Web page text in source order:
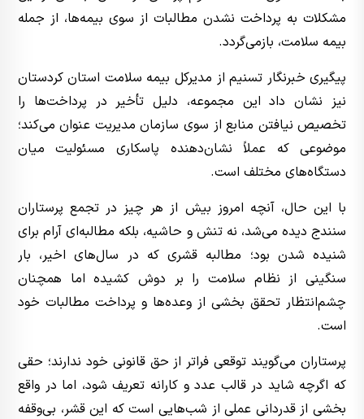
مشکلات به پرداخت نشدن مطالبات از سوی بیمه‌ها، از جمله
بیمه سلامت، بازمی‌گردد.
پیگیری خبرنگار تسنیم از مدیرکل بیمه سلامت استان کردستان
نیز نشان داد این مجموعه، دلیل تأخیر در پرداخت‌ها را
تخصیص نیافتن منابع از سوی سازمان مدیریت عنوان می‌کند؛
موضوعی که عملاً نشان‌دهنده پاسکاری مسئولیت میان
دستگاه‌های مختلف است.
با این حال، آنچه امروز بیش از هر چیز در تجمع پرستاران
سنندج دیده می‌شد، نه تنش و حاشیه، بلکه مطالبه‌ای آرام برای
شنیده شدن بود؛ مطالبه قشری که در سال‌های اخیر، بار
سنگینی از نظام سلامت را بر دوش کشیده اما همچنان
چشم‌انتظار تحقق بخشی از وعده‌ها و پرداخت مطالبات خود
است.
پرستاران می‌گویند توقعی فراتر از حق قانونی خود ندارند؛ حقی
که اگرچه شاید در قالب عدد و کارانه تعریف شود، اما در واقع
بخشی از قدردانی عملی از شب‌هایی است که این قشر، بی‌وقفه